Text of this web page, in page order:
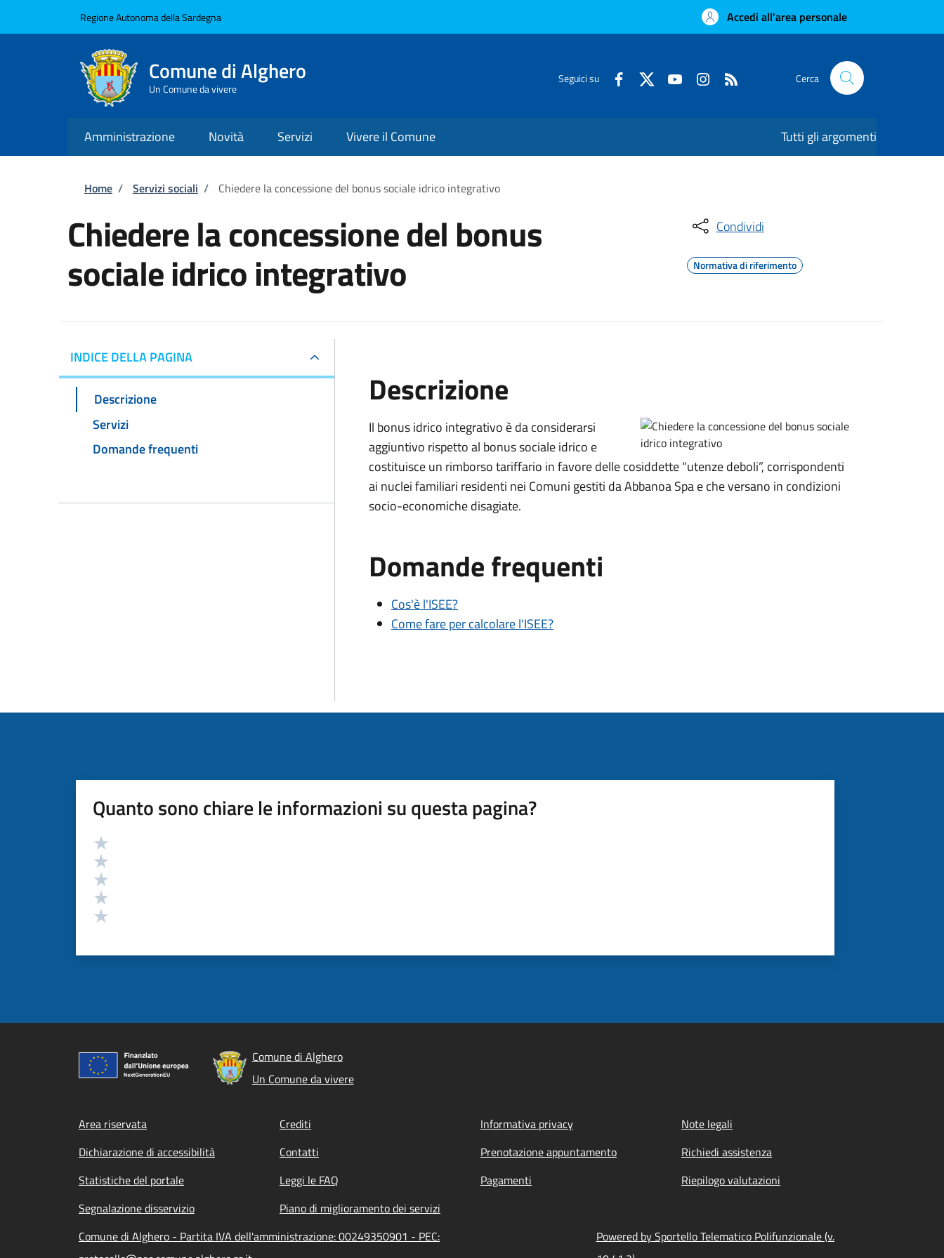
Regione Autonoma della Sardegna Accedi all'area personale
Comune di Alghero
Un Comune da vivere
Seguici su Cerca
Amministrazione Novità Servizi Vivere il Comune Tutti gli argomenti
Briciole di pane
Home / Servizi sociali / Chiedere la concessione del bonus sociale idrico integrativo
Chiedere la concessione del bonus
sociale idrico integrativo
Condividi
Normativa di riferimento
INDICE DELLA PAGINA
Descrizione
Servizi
Domande frequenti
Descrizione
Il bonus idrico integrativo è da considerarsi
aggiuntivo rispetto al bonus sociale idrico e
costituisce un rimborso tariffario in favore delle cosiddette “utenze deboli”, corrispondenti
ai nuclei familiari residenti nei Comuni gestiti da Abbanoa Spa e che versano in condizioni
socio-economiche disagiate.
Domande frequenti
Cos'è l'ISEE?
Come fare per calcolare l'ISEE?
Quanto sono chiare le informazioni su questa pagina?
Valutazione
Comune di Alghero
Un Comune da vivere
Footer menu
Area riservata Crediti Informativa privacy
Note legali
Dichiarazione di accessibilità
Contatti Prenotazione appuntamento
Richiedi assistenza
Statistiche del portale
Leggi le FAQ Pagamenti
Riepilogo valutazioni
Segnalazione disservizio
Piano di miglioramento dei servizi
Comune di Alghero - Partita IVA dell'amministrazione: 00249350901 - PEC:
Powered by Sportello Telematico Polifunzionale (v.